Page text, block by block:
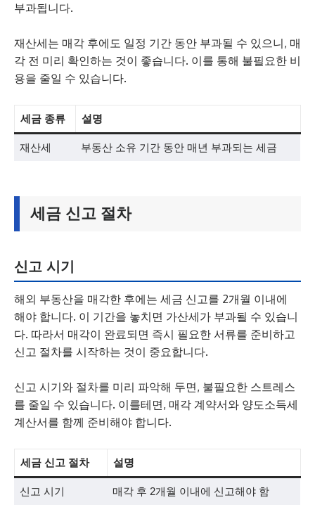
부과됩니다.
재산세는 매각 후에도 일정 기간 동안 부과될 수 있으니, 매
각 전 미리 확인하는 것이 좋습니다. 이를 통해 불필요한 비
용을 줄일 수 있습니다.
세금 종류 설명
재산세 부동산 소유 기간 동안 매년 부과되는 세금
세금 신고 절차
신고 시기
해외 부동산을 매각한 후에는 세금 신고를 2개월 이내에
해야 합니다. 이 기간을 놓치면 가산세가 부과될 수 있습니
다. 따라서 매각이 완료되면 즉시 필요한 서류를 준비하고
신고 절차를 시작하는 것이 중요합니다.
신고 시기와 절차를 미리 파악해 두면, 불필요한 스트레스
를 줄일 수 있습니다. 이를테면, 매각 계약서와 양도소득세
계산서를 함께 준비해야 합니다.
세금 신고 절차 설명
신고 시기 매각 후 2개월 이내에 신고해야 함